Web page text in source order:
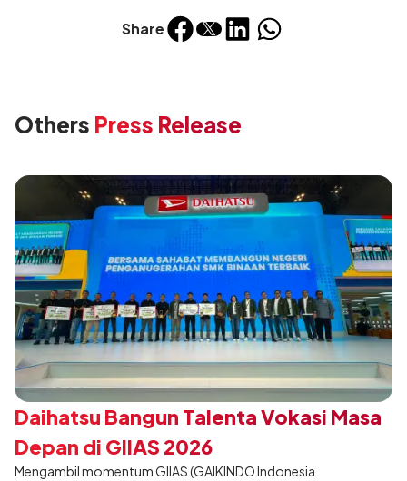
Share
Others Press Release
Daihatsu Bangun Talenta Vokasi Masa
Depan di GIIAS 2026
Mengambil momentum GIIAS (GAIKINDO Indonesia